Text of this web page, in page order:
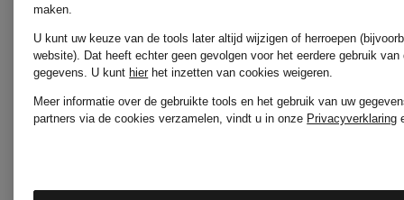
maken.
U kunt uw keuze van de tools later altijd wijzigen of herroepen
website). Dat heeft echter geen gevolgen voor het eerdere gebruik van
gegevens. U kunt hierhet inzetten van cookies weigeren.
Meer informatie over de gebruikte tools en het gebruik van uw
partners via de cookies verzamelen, vindt u in onze Privacyverklaring